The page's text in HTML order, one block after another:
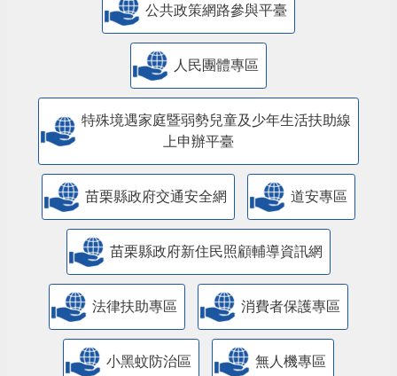
公共政策網路參與平臺
人民團體專區
特殊境遇家庭暨弱勢兒童及少年生活扶助線
上申辦平臺
苗栗縣政府交通安全網 道安專區
苗栗縣政府新住民照顧輔導資訊網
法律扶助專區 消費者保護專區
小黑蚊防治區 無人機專區